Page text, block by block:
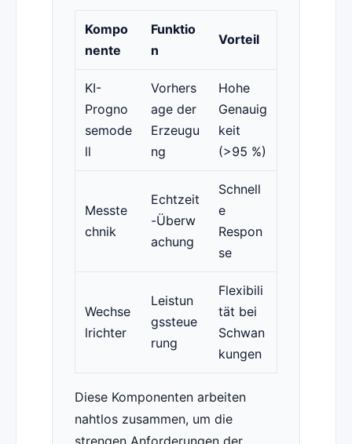
Kompo
nente
Funktio
n
Vorteil
KI-
Progno
semode
ll
Vorhers
age der
Erzeugu
ng
Hohe
Genauig
keit
(>95 %)
Messte
chnik
Echtzeit
-Überw
achung
Schnell
e
Respon
se
Wechse
lrichter
Leistun
gssteue
rung
Flexibili
tät bei
Schwan
kungen
Diese Komponenten arbeiten
nahtlos zusammen, um die